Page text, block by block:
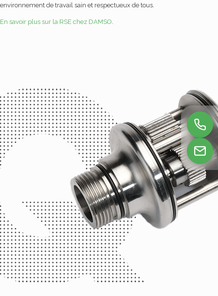
environnement de travail sain et respectueux de tous.
En savoir plus sur la RSE chez DAMSO.